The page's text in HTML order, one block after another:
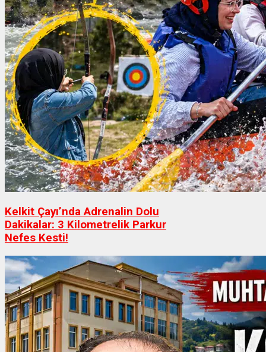
Kelkit Çayı’nda Adrenalin Dolu
Dakikalar: 3 Kilometrelik Parkur
Nefes Kesti!